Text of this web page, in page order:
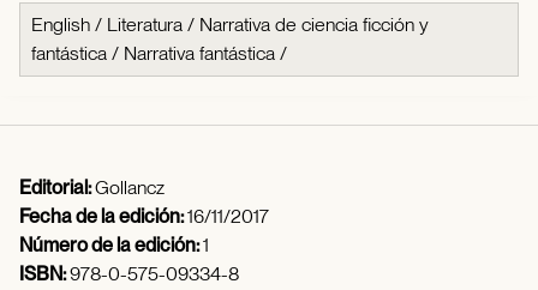
English / Literatura / Narrativa de ciencia ficción y
fantástica / Narrativa fantástica /
Editorial:Gollancz
Fecha de la edición:16/11/2017
Número de la edición:1
ISBN:978-0-575-09334-8